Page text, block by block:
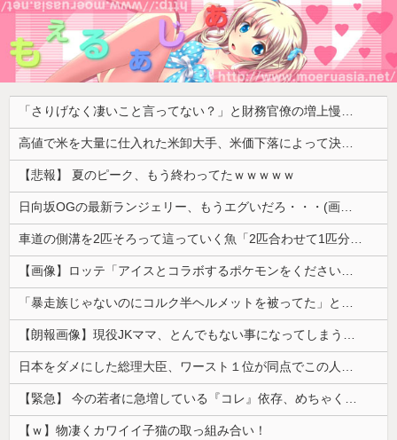
「さりげなく凄いこと言ってない？」と財務官僚の増上慢っぷりに衝撃を受ける人が続出、なぜ官僚にすぎない財務省が……
高値で米を大量に仕入れた米卸大手、米価下落によって決算が凄まじいことになっている模様
【悲報】 夏のピーク、もう終わってたｗｗｗｗｗ
日向坂OGの最新ランジェリー、もうエグいだろ・・・(画像どーん)
車道の側溝を2匹そろって這っていく魚「2匹合わせて1匹分のバカ」【海外の反応】
【画像】ロッテ「アイスとコラボするポケモンをください」ポケモン公式「しょうがねえなぁ」
「暴走族じゃないのにコルク半ヘルメットを被ってた」と因縁つけて暴行 少年らと父親(37)逮捕
【朗報画像】現役JKママ、とんでもない事になってしまうｗｗｗｗｗｗｗｗｗｗｗｗ 【Pickup07091604】
日本をダメにした総理大臣、ワースト１位が同点でこの人ｗｗｗｗｗｗ
【緊急】 今の若者に急増している『コレ』依存、めちゃくちゃ深刻な模様w w w w w w w w w w
【ｗ】物凄くカワイイ子猫の取っ組み合い！